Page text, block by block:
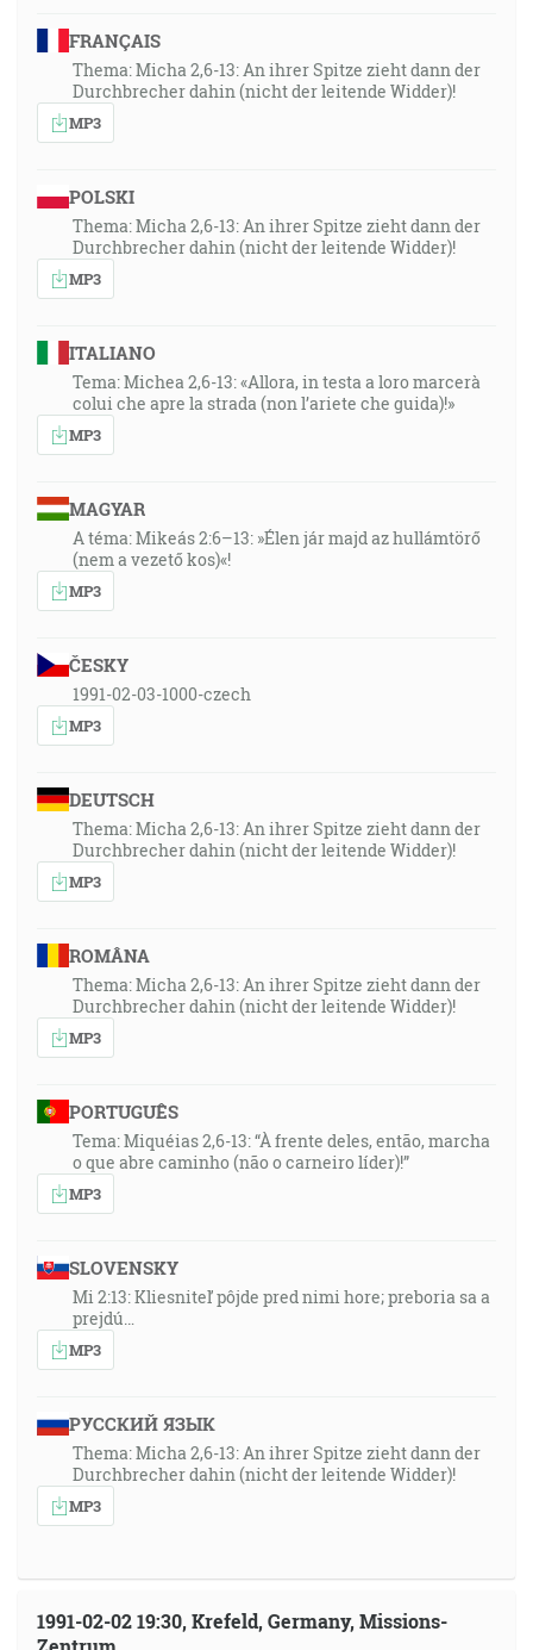
FRANÇAIS
Thema: Micha 2,6-13: An ihrer Spitze zieht dann der
Durchbrecher dahin (nicht der leitende Widder)!
MP3
POLSKI
Thema: Micha 2,6-13: An ihrer Spitze zieht dann der
Durchbrecher dahin (nicht der leitende Widder)!
MP3
ITALIANO
Tema: Michea 2,6-13: «Allora, in testa a loro marcerà
colui che apre la strada (non l’ariete che guida)!»
MP3
MAGYAR
A téma: Mikeás 2:6–13: »Élen jár majd az hullámtörő
(nem a vezető kos)«!
MP3
ČESKY
1991-02-03-1000-czech
MP3
DEUTSCH
Thema: Micha 2,6-13: An ihrer Spitze zieht dann der
Durchbrecher dahin (nicht der leitende Widder)!
MP3
ROMÂNA
Thema: Micha 2,6-13: An ihrer Spitze zieht dann der
Durchbrecher dahin (nicht der leitende Widder)!
MP3
PORTUGUÊS
Tema: Miquéias 2,6-13: “À frente deles, então, marcha
o que abre caminho (não o carneiro líder)!”
MP3
SLOVENSKY
Mi 2:13: Kliesniteľ pôjde pred nimi hore; preboria sa a
prejdú…
MP3
РУССКИЙ ЯЗЫК
Thema: Micha 2,6-13: An ihrer Spitze zieht dann der
Durchbrecher dahin (nicht der leitende Widder)!
MP3
1991-02-02 19:30, Krefeld, Germany, Missions-